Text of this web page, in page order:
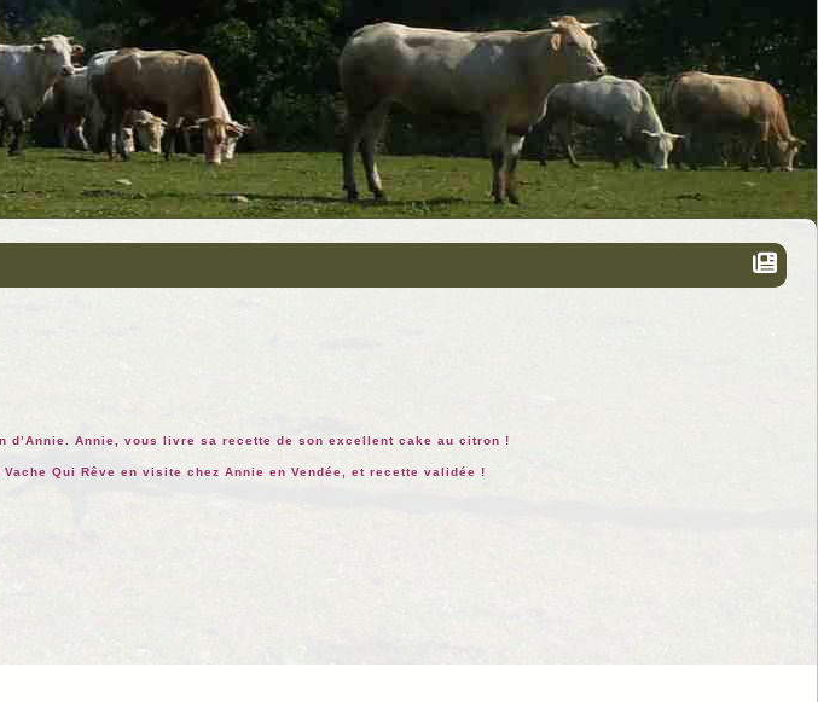
d’Annie. Annie, vous livre sa recette de son excellent cake au citron !
Vache Qui Rêve en visite chez Annie en Vendée, et recette validée !